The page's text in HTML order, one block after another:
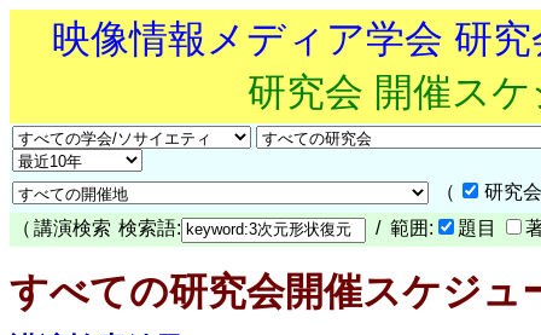
映像情報メディア学会 研
研究会 開催ス
（
研究
（ 講演検索 検索語: / 範囲: 題目
すべての研究会開催スケジュ